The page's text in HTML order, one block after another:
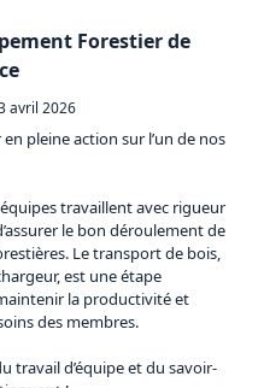
Forestier de
avril 2026
pleine action sur l’un de nos
travaillent avec rigueur
le bon déroulement de
Le transport de bois,
est une étape
la productivité et
des membres.
travail d’équipe et du savoir-